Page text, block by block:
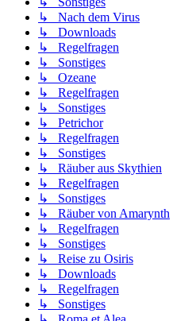
↳ Nach dem Virus
↳ Downloads
↳ Regelfragen
↳ Sonstiges
↳ Ozeane
↳ Regelfragen
↳ Sonstiges
↳ Petrichor
↳ Regelfragen
↳ Sonstiges
↳ Räuber aus Skythien
↳ Regelfragen
↳ Sonstiges
↳ Räuber von Amarynth
↳ Regelfragen
↳ Sonstiges
↳ Reise zu Osiris
↳ Downloads
↳ Regelfragen
↳ Sonstiges